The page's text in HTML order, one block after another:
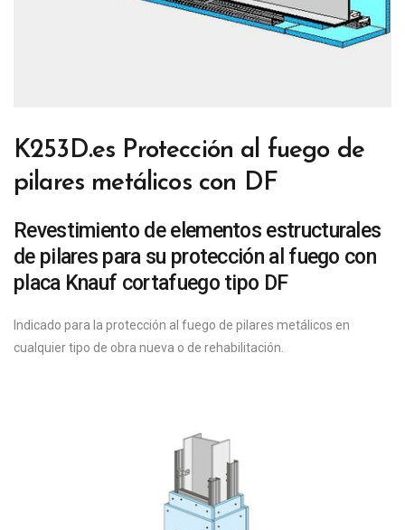
K253D.es Protección al fuego de
pilares metálicos con DF
Revestimiento de elementos estructurales
de pilares para su protección al fuego con
placa Knauf cortafuego tipo DF
Indicado para la protección al fuego de pilares metálicos en
cualquier tipo de obra nueva o de rehabilitación.